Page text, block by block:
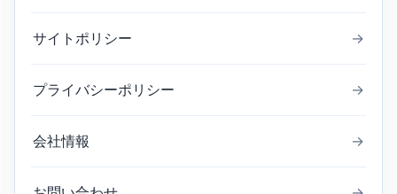
サイトポリシー →
プライバシーポリシー →
会社情報 →